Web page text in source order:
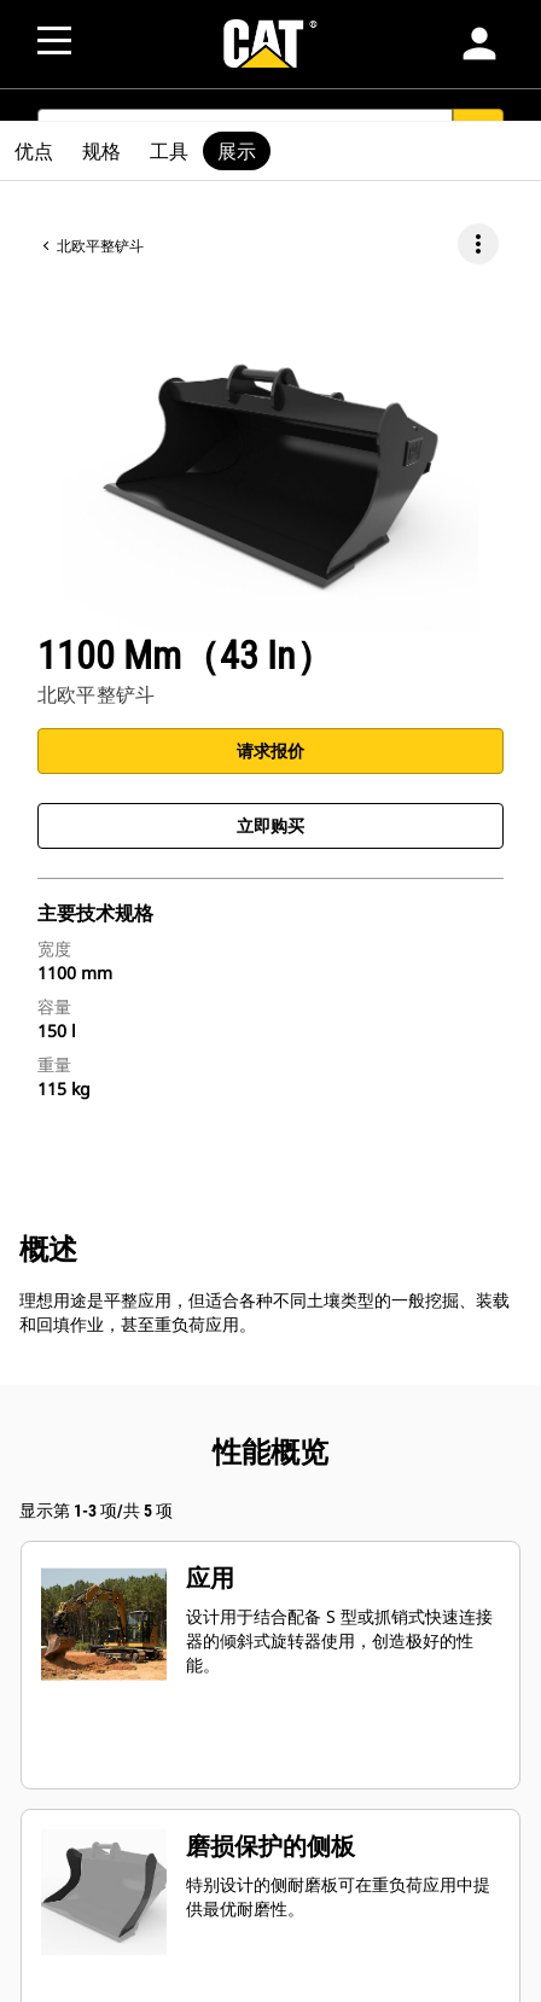
person
SEARCH
北欧平整铲斗 more_vert
1100 Mm（43 In）
北欧平整铲斗
请求报价
立即购买
主要技术规格
宽度
1100 mm
容量
150 l
重量
115 kg
优点 规格 工具 展示
概述
理想用途是平整应用，但适合各种不同土壤类型的一般挖掘、装载
和回填作业，甚至重负荷应用。
性能概览
显示第 1-3 项/共 5 项
应用
设计用于结合配备 S 型或抓销式快速连接
器的倾斜式旋转器使用，创造极好的性
能。
磨损保护的侧板
特别设计的侧耐磨板可在重负荷应用中提
供最优耐磨性。